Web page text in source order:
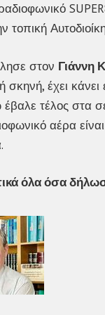
τοπική
στον Γιάννη
σκηνή, έχει
έβαλε τέλος στα
αέρα
όλα όσα